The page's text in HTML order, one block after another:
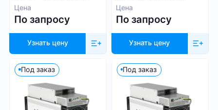
Цена
По запросу
Узнать цену
Цена
По запросу
Узнать цену
Под заказ Под заказ